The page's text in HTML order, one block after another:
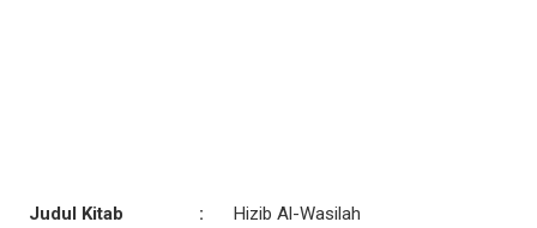
Judul Kitab : Hizib Al-Wasilah